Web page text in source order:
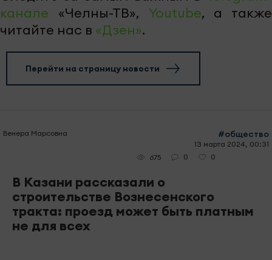
канале «Челны-ТВ», Youtube, а также
читайте нас в «Дзен».
Перейти на страницу новости
Венера Марсовна #общество
13 марта 2024, 00:31
675
0 0
В Казани рассказали о
строительстве Вознесенского
тракта: проезд может быть платным
не для всех